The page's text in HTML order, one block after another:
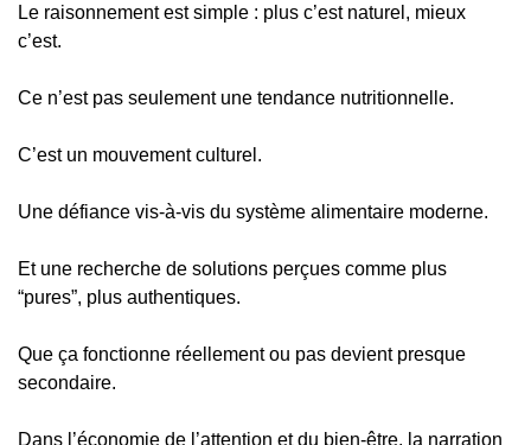
Le raisonnement est simple : plus c’est naturel, mieux
c’est.
Ce n’est pas seulement une tendance nutritionnelle.
C’est un mouvement culturel.
Une défiance vis-à-vis du système alimentaire moderne.
Et une recherche de solutions perçues comme plus
“pures”, plus authentiques.
Que ça fonctionne réellement ou pas devient presque
secondaire.
Dans l’économie de l’attention et du bien-être, la narration